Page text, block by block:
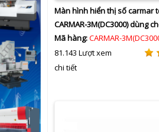
Màn hình hiển thị số carmar
CARMAR-3M(DC3000) dùng
Mã hàng:CARMAR-
81.143 Lượt xem
chi tiết